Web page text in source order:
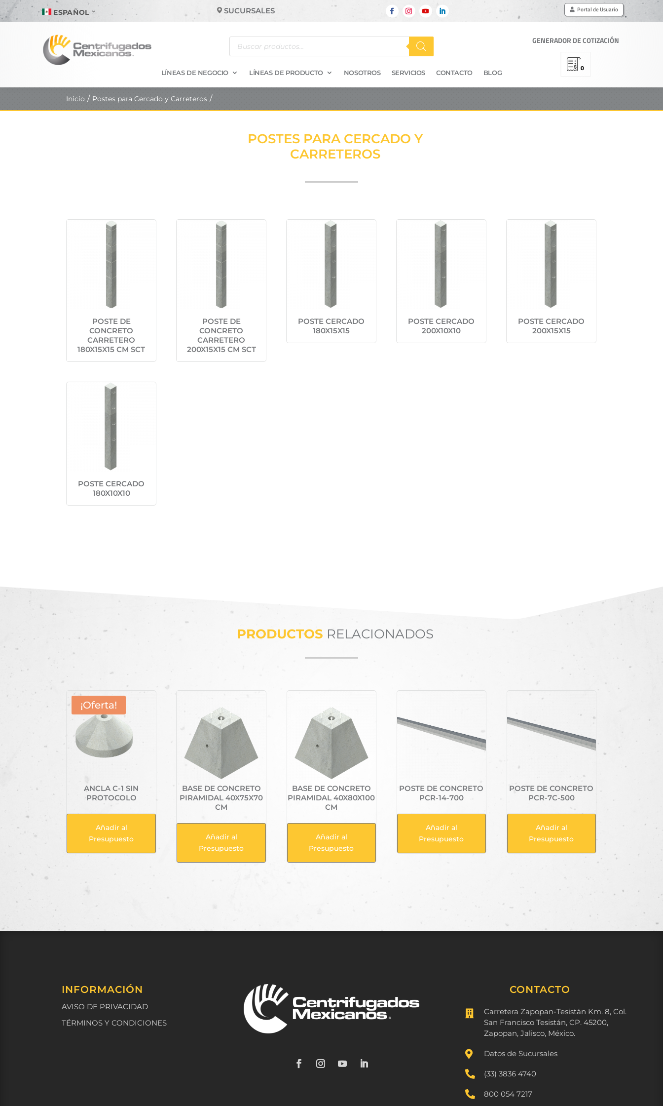
ESPAÑOL SUCURSALES Portal de Usuario
Búsqueda
productos
GENERADOR DE COTIZACIÓN
0
LÍNEAS DE NEGOCIO LÍNEAS DE PRODUCTO NOSOTROS SERVICIOS CONTACTO BLOG
Inicio Postes para Cercado y Carreteros
POSTES PARA CERCADO Y
CARRETEROS
POSTE DE
CONCRETO
CARRETERO
180X15X15 CM SCT
POSTE DE
CONCRETO
CARRETERO
200X15X15 CM SCT
POSTE CERCADO
180X15X15
POSTE CERCADO
200X10X10
POSTE CERCADO
200X15X15
POSTE CERCADO
180X10X10
PRODUCTOS RELACIONADOS
¡Oferta!
ANCLA C-1 SIN
PROTOCOLO
Añadir al
Presupuesto
BASE DE CONCRETO
PIRAMIDAL 40X75X70
CM
Añadir al
Presupuesto
BASE DE CONCRETO
PIRAMIDAL 40X80X100
CM
Añadir al
Presupuesto
POSTE DE CONCRETO
PCR-14-700
Añadir al
Presupuesto
POSTE DE CONCRETO
PCR-7C-500
Añadir al
Presupuesto
INFORMACIÓN
AVISO DE PRIVACIDAD
TÉRMINOS Y CONDICIONES
CONTACTO

Carretera Zapopan-Tesistán Km. 8, Col.
San Francisco Tesistán, CP. 45200,
Zapopan, Jalisco, México.
 Datos de Sucursales
 (33) 3836 4740
 800 054 7217